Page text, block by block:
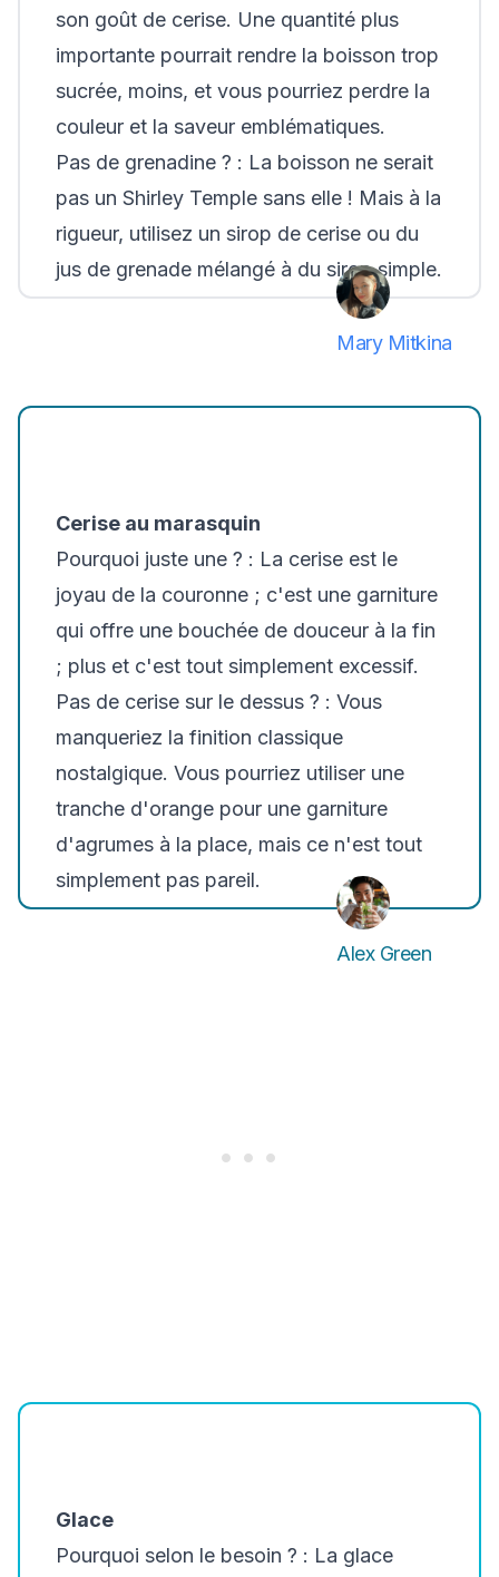
son goût de cerise. Une quantité plus
importante pourrait rendre la boisson trop
sucrée, moins, et vous pourriez perdre la
couleur et la saveur emblématiques.
Pas de grenadine ? : La boisson ne serait
pas un Shirley Temple sans elle ! Mais à la
rigueur, utilisez un sirop de cerise ou du
jus de grenade mélangé à du sirop simple.
Mary Mitkina
Cerise au marasquin
Pourquoi juste une ? : La cerise est le
joyau de la couronne ; c'est une garniture
qui offre une bouchée de douceur à la fin
; plus et c'est tout simplement excessif.
Pas de cerise sur le dessus ? : Vous
manqueriez la finition classique
nostalgique. Vous pourriez utiliser une
tranche d'orange pour une garniture
d'agrumes à la place, mais ce n'est tout
simplement pas pareil.
Alex Green
Glace
Pourquoi selon le besoin ? : La glace